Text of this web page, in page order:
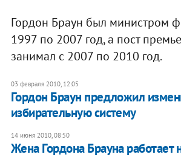
Гордон Браун был министром
1997 по 2007 год, а пост
занимал с 2007 по 2010 год.
03 февраля 2010, 12:05
Гордон Браун предложил
избирательную систему
14 июня 2010, 08:50
Жена Гордона Брауна